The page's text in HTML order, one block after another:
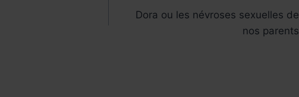
Dora ou les névroses sexuelles de
nos parents